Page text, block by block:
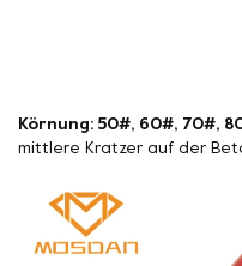
Körnung: 50#, 60#, 70#,
mittlere Kratzer auf der